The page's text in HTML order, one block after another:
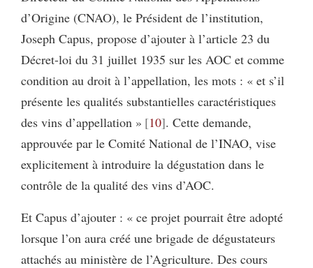
d’Origine (CNAO), le Président de l’institution,
Joseph Capus, propose d’ajouter à l’article 23 du
Décret-loi du 31 juillet 1935 sur les AOC et comme
condition au droit à l’appellation, les mots : « et s’il
présente les qualités substantielles caractéristiques
des vins d’appellation » 10 . Cette demande,
approu­vée par le Comité National de l’INAO, vise
explicitement à introduire la dégusta­tion dans le
contrôle de la qualité des vins d’AOC.
Et Capus d’ajouter : « ce projet pourrait être adopté
lorsque l’on aura créé une brigade de dégustateurs
attachés au ministère de l’Agriculture. Des cours